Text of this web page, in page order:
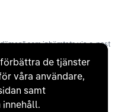
de tjänster
våra användare,
samt
innehåll.
som inhämtats via e-post
lämnat ett omdöme på
på tid, frekvens och ett